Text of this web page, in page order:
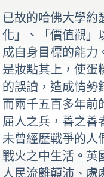
已故的哈佛大學約
化」、「價值觀」
成自身目標的能力
是妝點其上，使蛋
的誤讀，造成情勢
而兩千五百多年前
屈人之兵，善之善
未曾經歷戰爭的人
戰火之中生活 。 英
人民流離顛沛、處